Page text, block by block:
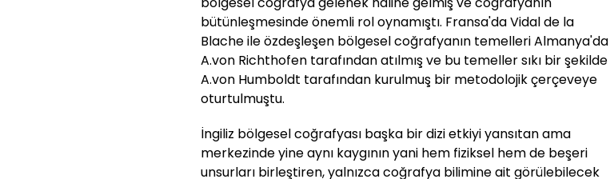
bütünleşmesinde önemli rol oynamıştı. Fransa'da Vidal de la
Blache ile özdeşleşen bölgesel coğrafyanın temelleri Almanya'da
A.von Richthofen tarafından atılmış ve bu temeller sıkı bir şekilde
A.von Humboldt tarafından kurulmuş bir metodolojik çerçeveye
oturtulmuştu.
İngiliz bölgesel coğrafyası başka bir dizi etkiyi yansıtan ama
merkezinde yine aynı kaygının yani hem fiziksel hem de beşeri
unsurları birleştiren, yalnızca coğrafya bilimine ait görülebilecek